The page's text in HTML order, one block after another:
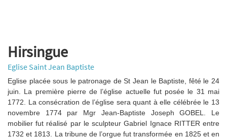
Hirsingue
Eglise Saint Jean Baptiste
Eglise placée sous le patronage de St Jean le Baptiste, fêté le 24
juin. La première pierre de l’église actuelle fut posée le 31 mai
1772. La consécration de l’église sera quant à elle célébrée le 13
novembre 1774 par Mgr Jean-Baptiste Joseph GOBEL. Le
mobilier fut réalisé par le sculpteur Gabriel Ignace RITTER entre
1732 et 1813. La tribune de l’orgue fut transformée en 1825 et en